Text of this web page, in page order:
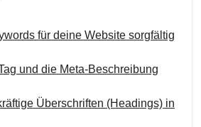
für deine Website sorgfältig
und die Meta-Beschreibung
Überschriften (Headings) in